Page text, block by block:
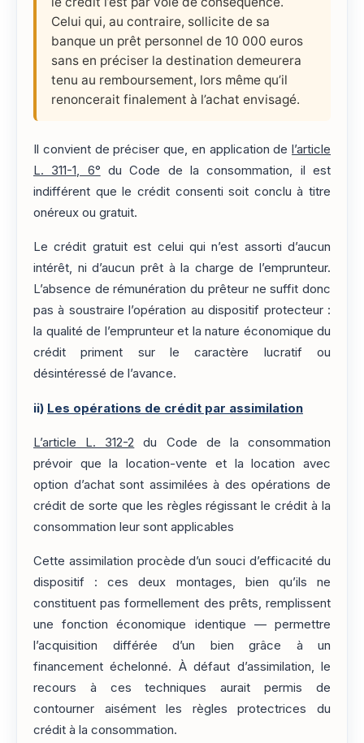
Celui qui, au contraire, sollicite de sa
banque un prêt personnel de 10 000 euros
sans en préciser la destination demeurera
tenu au remboursement, lors même qu’il
renoncerait finalement à l’achat envisagé.
Il convient de préciser que, en application de l’article
L. 311-1, 6° du Code de la consommation, il est
indifférent que le crédit consenti soit conclu à titre
onéreux ou gratuit.
Le crédit gratuit est celui qui n’est assorti d’aucun
intérêt, ni d’aucun prêt à la charge de l’emprunteur.
L’absence de rémunération du prêteur ne suffit donc
pas à soustraire l’opération au dispositif protecteur :
la qualité de l’emprunteur et la nature économique du
crédit priment sur le caractère lucratif ou
désintéressé de l’avance.
ii) Les opérations de crédit par assimilation
L’article L. 312-2 du Code de la consommation
prévoir que la location-vente et la location avec
option d’achat sont assimilées à des opérations de
crédit de sorte que les règles régissant le crédit à la
consommation leur sont applicables
Cette assimilation procède d’un souci d’efficacité du
dispositif : ces deux montages, bien qu’ils ne
constituent pas formellement des prêts, remplissent
une fonction économique identique — permettre
l’acquisition différée d’un bien grâce à un
financement échelonné. À défaut d’assimilation, le
recours à ces techniques aurait permis de
contourner aisément les règles protectrices du
crédit à la consommation.